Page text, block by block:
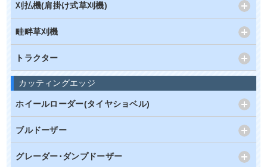
刈払機(肩掛け式草刈機)
畦畔草刈機
トラクター
カッティングエッジ
ホイールローダー(タイヤショベル)
ブルドーザー
グレーダー･ダンプドーザー